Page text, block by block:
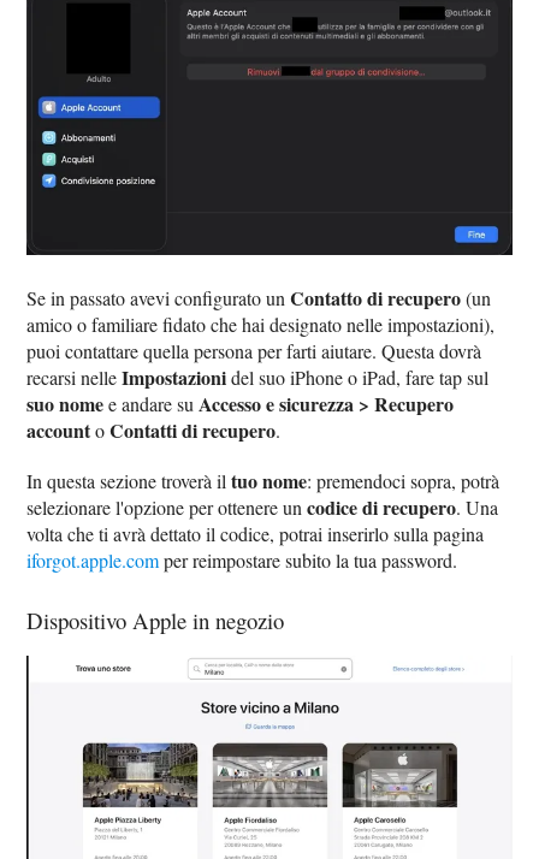
Se in passato avevi configurato unContatto di recupero(un
amico o familiare fidato che hai designato nelle impostazioni),
puoi contattare quella persona per farti aiutare. Questa dovrà
recarsi nelleImpostazionidel suo iPhone o iPad, fare tap sul
suo nomee andare su Accesso e sicurezza > Recupero
accountoContatti di recupero.
In questa sezione troverà iltuo nome: premendoci sopra, potrà
selezionare l'opzione per ottenere uncodice di recupero. Una
volta che ti avrà dettato il codice, potrai inserirlo sulla pagina
iforgot.apple.comper reimpostare subito la tua password.
Dispositivo Apple in negozio